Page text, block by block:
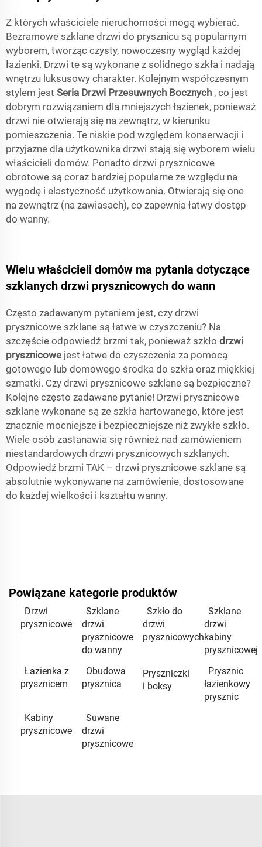
Z których właściciele nieruchomości mogą wybierać.
Bezramowe szklane drzwi do prysznicu są popularnym
wyborem, tworząc czysty, nowoczesny wygląd każdej
łazienki. Drzwi te są wykonane z solidnego szkła i nadają
wnętrzu luksusowy charakter. Kolejnym współczesnym
stylem jest Seria Drzwi Przesuwnych Bocznych , co jest
dobrym rozwiązaniem dla mniejszych łazienek, ponieważ
drzwi nie otwierają się na zewnątrz, w kierunku
pomieszczenia. Te niskie pod względem konserwacji i
przyjazne dla użytkownika drzwi stają się wyborem wielu
właścicieli domów. Ponadto drzwi prysznicowe
obrotowe są coraz bardziej popularne ze względu na
wygodę i elastyczność użytkowania. Otwierają się one
na zewnątrz (na zawiasach), co zapewnia łatwy dostęp
do wanny.
Wielu właścicieli domów ma pytania dotyczące
szklanych drzwi prysznicowych do wann
Często zadawanym pytaniem jest, czy drzwi
prysznicowe szklane są łatwe w czyszczeniu? Na
szczęście odpowiedź brzmi tak, ponieważ szkło drzwi
prysznicowe jest łatwe do czyszczenia za pomocą
gotowego lub domowego środka do szkła oraz miękkiej
szmatki. Czy drzwi prysznicowe szklane są bezpieczne?
Kolejne często zadawane pytanie! Drzwi prysznicowe
szklane wykonane są ze szkła hartowanego, które jest
znacznie mocniejsze i bezpieczniejsze niż zwykłe szkło.
Wiele osób zastanawia się również nad zamówieniem
niestandardowych drzwi prysznicowych szklanych.
Odpowiedź brzmi TAK – drzwi prysznicowe szklane są
absolutnie wykonywane na zamówienie, dostosowane
do każdej wielkości i kształtu wanny.
Powiązane kategorie produktów
Drzwi
prysznicowe
Szklane
drzwi
prysznicowe
do wanny
Szkło do
drzwi
prysznicowych
Szklane
drzwi
kabiny
prysznicowej
Łazienka z
prysznicem
Obudowa
prysznica
Pryszniczki
i boksy
Prysznic
łazienkowy
prysznic
Kabiny
prysznicowe
Suwane
drzwi
prysznicowe